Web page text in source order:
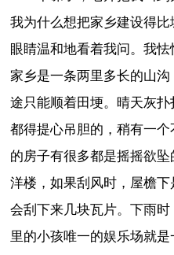
我为什么想把家乡建设得
眼睛温和地看着我问。我
家乡是一条两里多长的山
途只能顺着田埂。晴天灰
都得提心吊胆的，稍有一
的房子有很多都是摇摇欲
洋楼，如果刮风时，屋檐
会刮下来几块瓦片。下雨
里的小孩唯一的娱乐场就